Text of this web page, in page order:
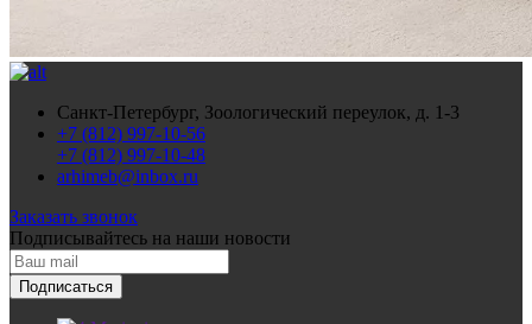
Санкт-Петербург, Зоологический переулок, д. 1-3
+7 (812) 997-10-56
+7 (812) 997-10-48
arhimeb@inbox.ru
Заказать звонок
Подписывайтесь на наши новости